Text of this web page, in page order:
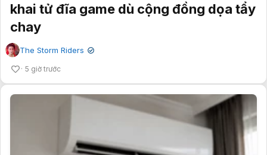
khai tử đĩa game dù cộng đồng dọa tẩy
chay
The Storm Riders ✔
5 giờ trước